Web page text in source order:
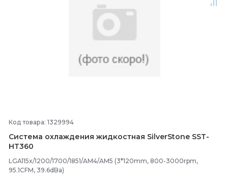
Код товара: 1329994
Система охлаждения жидкостная SilverStone SST-
HT360
LGA115x/1200/1700/1851/AM4/AM5 (3*120mm, 800-3000rpm,
95.1CFM, 39.6dBa)